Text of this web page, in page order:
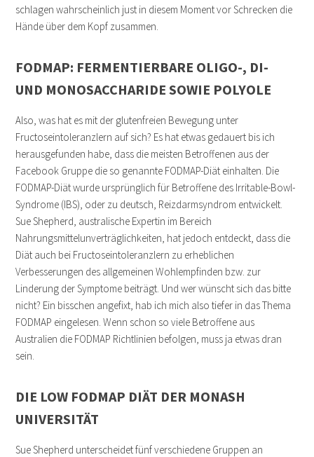
schlagen wahrscheinlich just in diesem Moment vor Schrecken die
Hände über dem Kopf zusammen.
FODMAP: FERMENTIERBARE OLIGO-, DI-
UND MONOSACCHARIDE SOWIE POLYOLE
Also, was hat es mit der glutenfreien Bewegung unter
Fructoseintoleranzlern auf sich? Es hat etwas gedauert bis ich
herausgefunden habe, dass die meisten Betroffenen aus der
Facebook Gruppe die so genannte FODMAP-Diät einhalten. Die
FODMAP-Diät wurde ursprünglich für Betroffene des Irritable-Bowl-
Syndrome (IBS), oder zu deutsch, Reizdarmsyndrom entwickelt.
Sue Shepherd, australische Expertin im Bereich
Nahrungsmittelunverträglichkeiten, hat jedoch entdeckt, dass die
Diät auch bei Fructoseintoleranzlern zu erheblichen
Verbesserungen des allgemeinen Wohlempfinden bzw. zur
Linderung der Symptome beiträgt. Und wer wünscht sich das bitte
nicht? Ein bisschen angefixt, hab ich mich also tiefer in das Thema
FODMAP eingelesen. Wenn schon so viele Betroffene aus
Australien die FODMAP Richtlinien befolgen, muss ja etwas dran
sein.
DIE LOW FODMAP DIÄT DER MONASH
UNIVERSITÄT
Sue Shepherd unterscheidet fünf verschiedene Gruppen an